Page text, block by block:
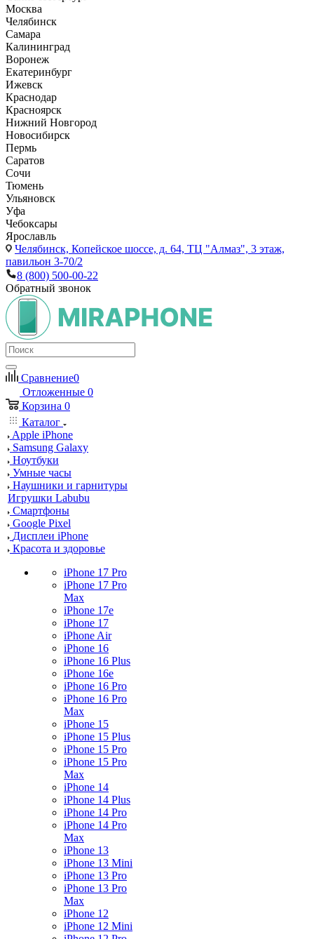
Москва
Челябинск
Самара
Калининград
Воронеж
Екатеринбург
Ижевск
Краснодар
Красноярск
Нижний Новгород
Новосибирск
Пермь
Саратов
Сочи
Тюмень
Ульяновск
Уфа
Чебоксары
Ярославль
Челябинск, Копейское шоссе, д. 64, ТЦ "Алмаз", 3 этаж,
павильон 3-70/2
8 (800) 500-00-22
Обратный звонок
Сравнение0
Отложенные 0
Корзина 0
Каталог
Apple iPhone
Samsung Galaxy
Ноутбуки
Умные часы
Наушники и гарнитуры
Игрушки Labubu
Смартфоны
Google Pixel
Дисплеи iPhone
Красота и здоровье
iPhone 17 Pro
iPhone 17 Pro
Max
iPhone 17e
iPhone 17
iPhone Air
iPhone 16
iPhone 16 Plus
iPhone 16e
iPhone 16 Pro
iPhone 16 Pro
Max
iPhone 15
iPhone 15 Plus
iPhone 15 Pro
iPhone 15 Pro
Max
iPhone 14
iPhone 14 Plus
iPhone 14 Pro
iPhone 14 Pro
Max
iPhone 13
iPhone 13 Mini
iPhone 13 Pro
iPhone 13 Pro
Max
iPhone 12
iPhone 12 Mini